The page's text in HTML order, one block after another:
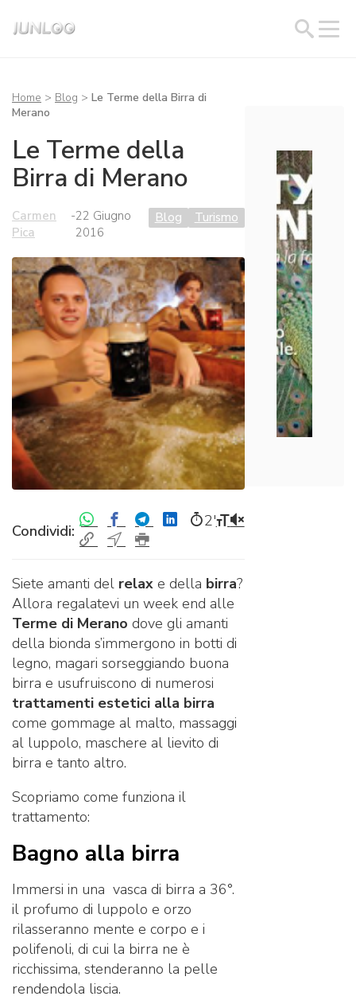
Home > Blog > Le Terme della Birra di
Merano
Le Terme della
Birra di Merano
Carmen
Pica
-22 Giugno
2016
Blog Turismo
Condividi:
2′
Siete amanti del relax e della birra?
Allora regalatevi un week end alle
Terme di Merano dove gli amanti
della bionda s’immergono in botti di
legno, magari sorseggiando buona
birra e usufruiscono di numerosi
trattamenti estetici alla birra
come gommage al malto, massaggi
al luppolo, maschere al lievito di
birra e tanto altro.
Scopriamo come funziona il
trattamento:
Bagno alla birra
Immersi in una vasca di birra a 36°.
il profumo di luppolo e orzo
rilasseranno mente e corpo e i
polifenoli, di cui la birra ne è
ricchissima, stenderanno la pelle
rendendola liscia.